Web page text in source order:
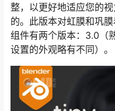
整，以更好地适应您的
的。此版本对虹膜和巩
组件有两个版本：3.0（
设置的外观略有不同）。